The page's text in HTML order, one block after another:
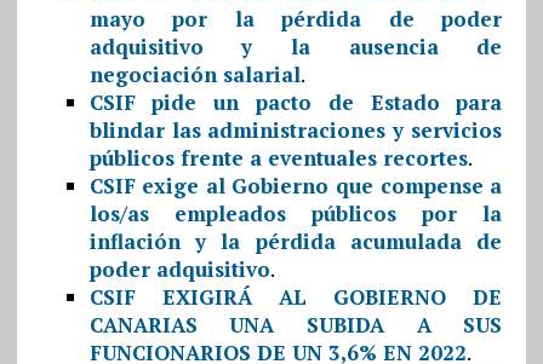
mayo por la pérdida de poder
adquisitivo y la ausencia de
negociación salarial.
CSIF pide un pacto de Estado para
blindar las administraciones y servicios
públicos frente a eventuales recortes.
CSIF exige al Gobierno que compense a
los/as empleados públicos por la
inflación y la pérdida acumulada de
poder adquisitivo.
CSIF EXIGIRÁ AL GOBIERNO DE
CANARIAS UNA SUBIDA A SUS
FUNCIONARIOS DE UN 3,6% EN 2022.